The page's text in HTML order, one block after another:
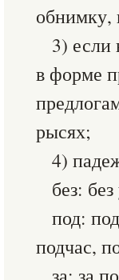
обнимку,
3) если
в форме
рысях;
4)
без:
под:
подчас,